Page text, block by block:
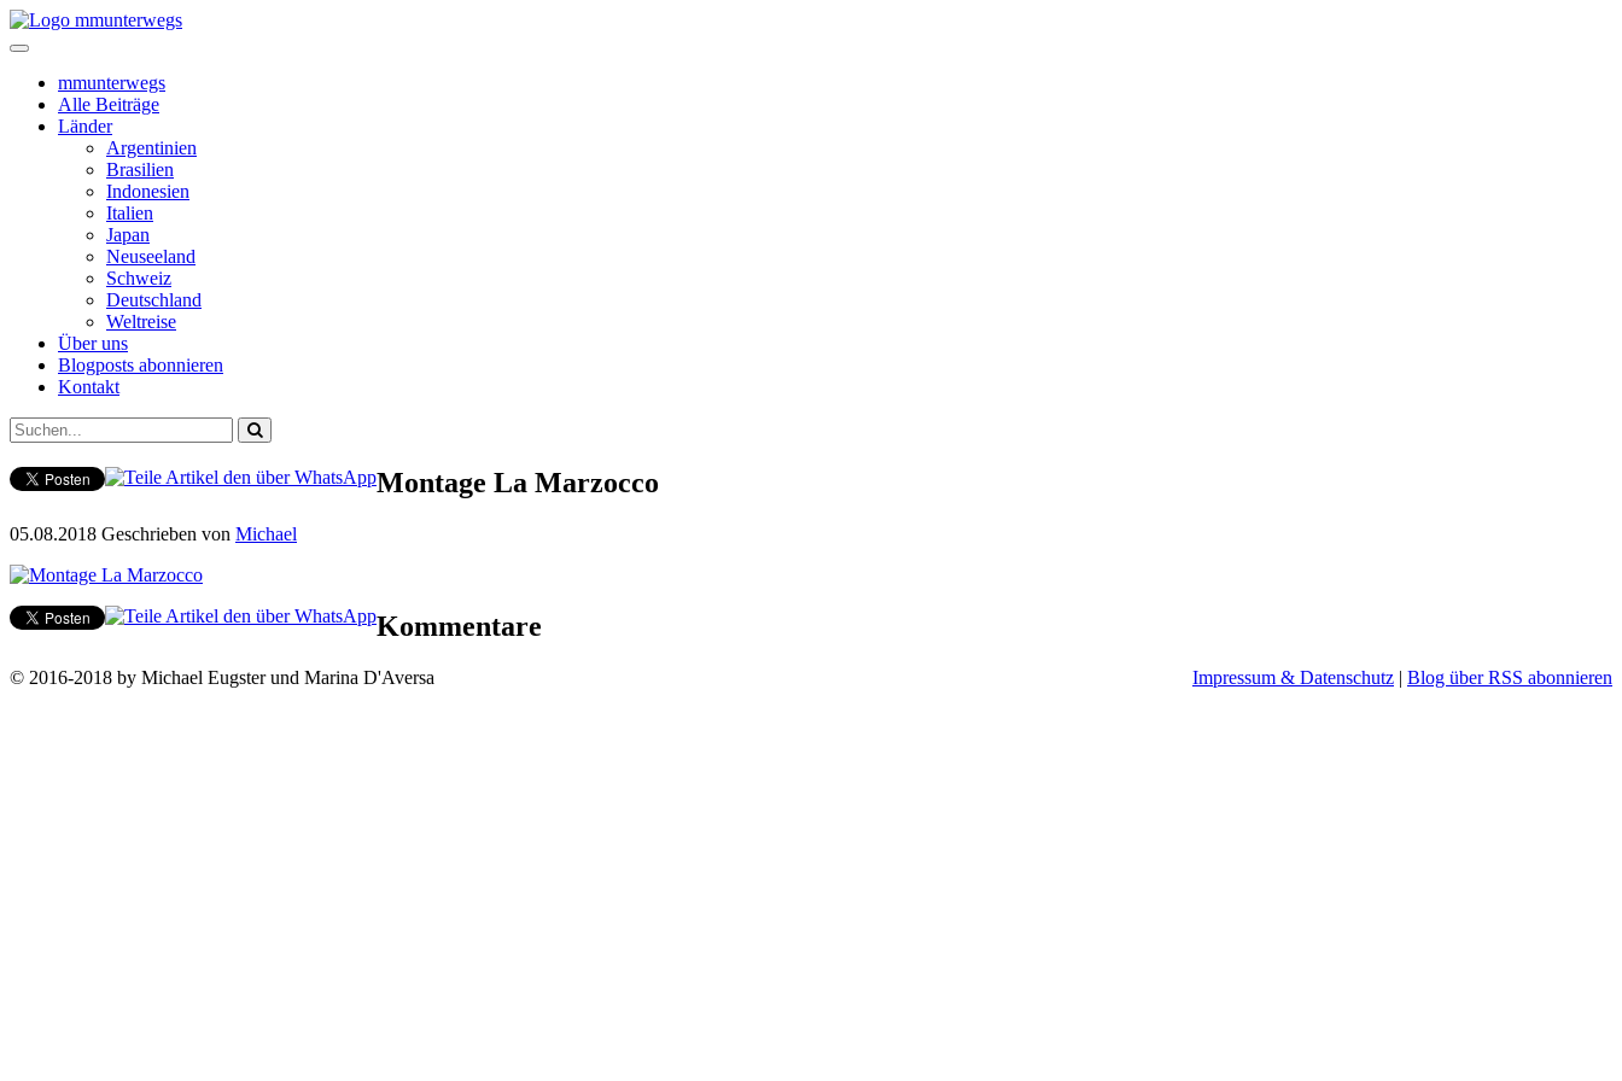
mmunterwegs
Alle Beiträge
Länder
Argentinien
Brasilien
Indonesien
Italien
Japan
Neuseeland
Schweiz
Deutschland
Weltreise
Über uns
Blogposts abonnieren
Kontakt
Montage La Marzocco
05.08.2018 Geschrieben von Michael
Kommentare
© 2016-2018 by Michael Eugster und Marina D'Aversa Impressum & Datenschutz | Blog über RSS abonnieren